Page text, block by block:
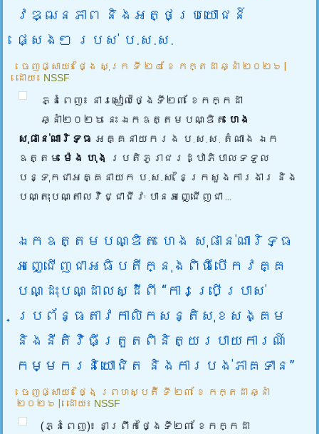
វឌ្ឍនភាព និងអត្ថប្រយោជន៍
ផ្សេងៗ របស់ ប.ស.ស.
ចេញផ្សាយ៖ ថ្ងៃ សុក្រ ទី ២៤ ខែ កក្តដា ឆ្នាំ ២០២៦
ដោយ៖ NSSF
ភ្នំពេញ៖ នារសៀលថ្ងៃទី២៣ ខែកក្កដា
ឆ្នាំ២០២៦ នេះ ឯកឧត្តមបណ្ឌិត ហេង
សុផាន់ណារិទ្ធ អគ្គនាយករង ប.ស.ស. តំណាង ឯក
ឧត្តម ម៉េង ហុង ប្រតិភូរាជរដ្ឋាភិបាលទទួល
បន្ទុកជាអគ្គនាយក ប.ស.ស. នៃក្រសួងការងារ និង
បណ្តុះបណ្តាលវិជ្ជាជីវៈ បានអញ្ជើញជា...
ឯកឧត្តមបណ្ឌិត ហេង សុផាន់ណារិទ្ធ
អញ្ជើញជាអធិបតីក្នុងពិធីបើកវគ្គ
បណ្ដុះបណ្ដាលស្ដីពី “ការប្រើប្រាស់
ប្រព័ន្ធតាវកាលិកសន្តិសុខសង្គម
និងនីតិវិធីត្រួតពិនិត្យរបាយការណ៍
កម្មករនិយោជិត និងការបង់ភាគទាន”
ចេញផ្សាយ៖ ថ្ងៃ ព្រហស្បតិ៍ ទី ២៣ ខែ កក្តដា ឆ្នាំ
២០២៦
| ដោយ៖ NSSF
(ភ្នំពេញ)៖ នាព្រឹកថ្ងៃទី២៣ ខែកក្កដា